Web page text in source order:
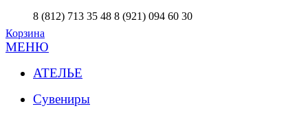
8 (812) 713 35 48 8 (921) 094 60 30
Корзина
МЕНЮ
АТЕЛЬЕ
Сувениры